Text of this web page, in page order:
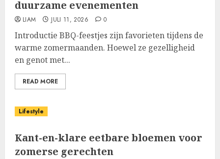
duurzame evenementen
LIAM JULI 11, 2026 0
Introductie BBQ-feestjes zijn favorieten tijdens de
warme zomermaanden. Hoewel ze gezelligheid
en genot met...
READ MORE
Lifestyle
Kant-en-klare eetbare bloemen voor
zomerse gerechten